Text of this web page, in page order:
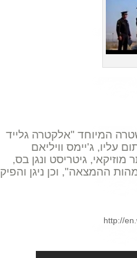
המשטרה המיוחד "אלקטרה גלייד
שחתום עליו, ג'יימס וויליאם
מוזיקאי, גיטריסט ונגן בס,
ההמצאה", וכן ניגן והפיק
http://